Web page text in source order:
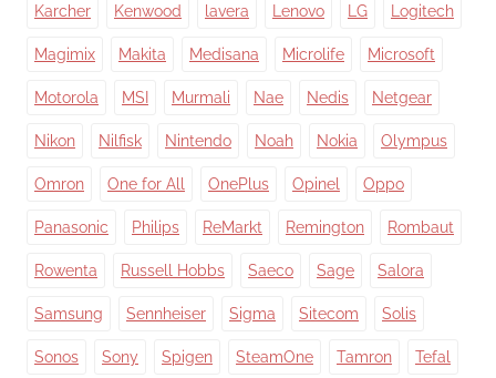
Karcher Kenwood lavera Lenovo LG Logitech
Magimix Makita Medisana Microlife Microsoft
Motorola MSI Murmali Nae Nedis Netgear
Nikon Nilfisk Nintendo Noah Nokia Olympus
Omron One for All OnePlus Opinel Oppo
Panasonic Philips ReMarkt Remington Rombaut
Rowenta Russell Hobbs Saeco Sage Salora
Samsung Sennheiser Sigma Sitecom Solis
Sonos Sony Spigen SteamOne Tamron Tefal